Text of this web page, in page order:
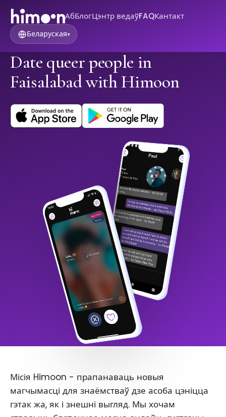
АбБлогЦэнтр ведаўFAQКантакт
Беларуская▾
Date queer people in
Faisalabad with Himoon
Місія Himoon - прапанаваць новыя
магчымасці для знаёмстваў дзе асоба цэніцца
гэтак жа, як і знешні выгляд. Мы хочам